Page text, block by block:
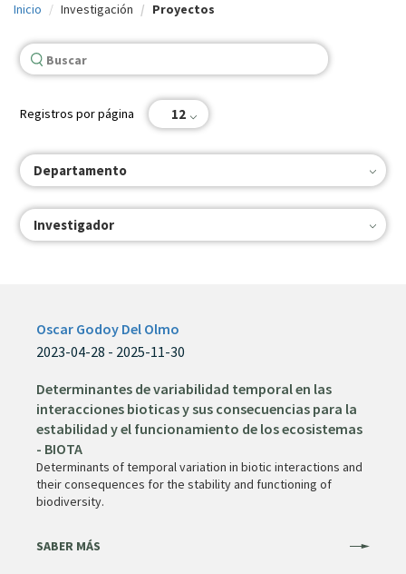
Inicio Investigación Proyectos
Registros por página 12
Departamento
Investigador
Oscar Godoy Del Olmo
2023-04-28 - 2025-11-30
Determinantes de variabilidad temporal en las
interacciones bioticas y sus consecuencias para la
estabilidad y el funcionamiento de los ecosistemas
- BIOTA
Determinants of temporal variation in biotic interactions and
their consequences for the stability and functioning of
biodiversity.
SABER MÁS